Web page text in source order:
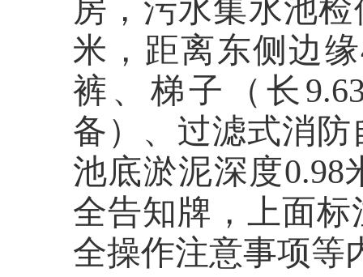
房，污水集水池检
米，距离东侧边缘
裤、梯子（长
备）、过滤式消
池底淤泥深度0.98
全告知牌，上面
全操作注意事项等